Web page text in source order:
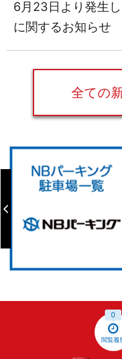
6月23日より発生
に関するお知らせ
全ての
閲覧履
0